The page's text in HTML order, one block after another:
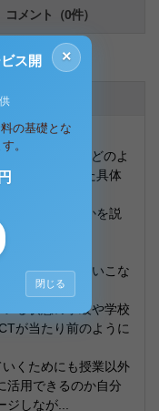
コメント（0件）
す。
で情報端末をどのよ
種をもとにした具体
が身につくのかを説
道具として使いこな
る状態の学級や学校
が当たり前のように
くためにも授業以外
活用できるのか自分
しなが...
×
ス開
の基礎とな
。
閉じる